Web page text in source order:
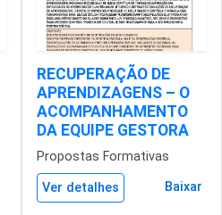
RECUPERAÇÃO DE
APRENDIZAGENS – O
ACOMPANHAMENTO
DA EQUIPE GESTORA
Propostas Formativas
Ver detalhes Baixar